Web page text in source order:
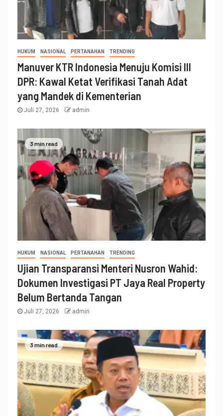
HUKUM NASIONAL PERTANAHAN TRENDING
Manuver KTR Indonesia Menuju Komisi III
DPR: Kawal Ketat Verifikasi Tanah Adat
yang Mandek di Kementerian
Juli 27, 2026 admin
3 min read
HUKUM NASIONAL PERTANAHAN TRENDING
Ujian Transparansi Menteri Nusron Wahid:
Dokumen Investigasi PT Jaya Real Property
Belum Bertanda Tangan
Juli 27, 2026 admin
3 min read